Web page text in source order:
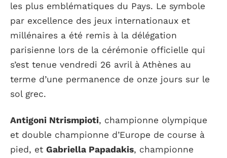
les plus emblématiques du Pays. Le symbole
par excellence des jeux internationaux et
millénaires a été remis à la délégation
parisienne lors de la cérémonie officielle qui
s’est tenue vendredi 26 avril à Athènes au
terme d’une permanence de onze jours sur le
sol grec.
Antigoni Ntrismpioti, championne olympique
et double championne d’Europe de course à
pied, et Gabriella Papadakis, championne